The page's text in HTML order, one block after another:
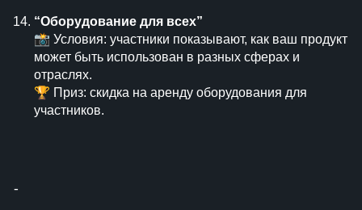
“Оборудование для всех”
📸 Условия: участники показывают, как ваш продукт
может быть использован в разных сферах и
отраслях.
🏆 Приз: скидка на аренду оборудования для
участников.
⁃